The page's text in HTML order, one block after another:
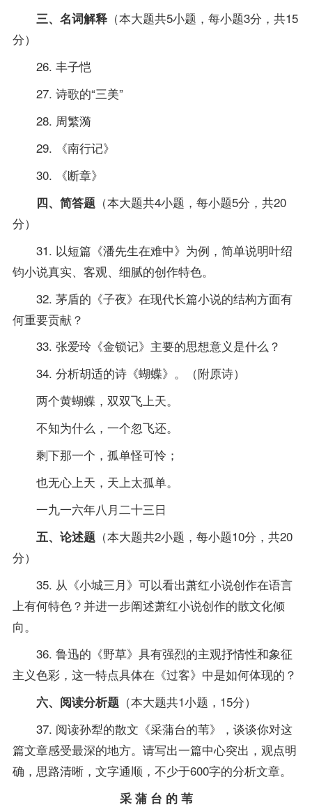
三、名词解释（本大题共5小题，每小题3分，共15
分）
26. 丰子恺
27. 诗歌的“三美”
28. 周繁漪
29. 《南行记》
30. 《断章》
四、简答题（本大题共4小题，每小题5分，共20
分）
31. 以短篇《潘先生在难中》为例，简单说明叶绍
钧小说真实、客观、细腻的创作特色。
32. 茅盾的《子夜》在现代长篇小说的结构方面有
何重要贡献？
33. 张爱玲《金锁记》主要的思想意义是什么？
34. 分析胡适的诗《蝴蝶》。（附原诗）
两个黄蝴蝶，双双飞上天。
不知为什么，一个忽飞还。
剩下那一个，孤单怪可怜；
也无心上天，天上太孤单。
一九一六年八月二十三日
五、论述题（本大题共2小题，每小题10分，共20
分）
35. 从《小城三月》可以看出萧红小说创作在语言
上有何特色？并进一步阐述萧红小说创作的散文化倾
向。
36. 鲁迅的《野草》具有强烈的主观抒情性和象征
主义色彩，这一特点具体在《过客》中是如何体现的？
六、阅读分析题（本大题共1小题，15分）
37. 阅读孙犁的散文《采蒲台的苇》，谈谈你对这
篇文章感受最深的地方。请写出一篇中心突出，观点明
确，思路清晰，文字通顺，不少于600字的分析文章。
采 蒲 台 的 苇